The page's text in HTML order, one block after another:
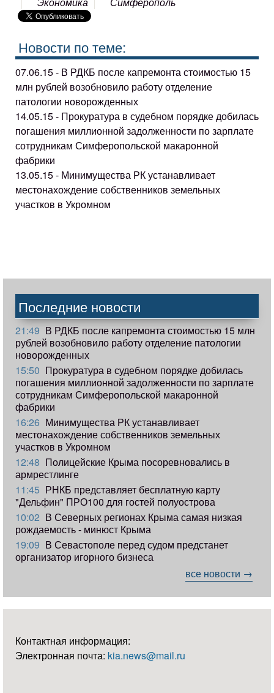
Новости по теме:
07.06.15 - В РДКБ после капремонта стоимостью 15
млн рублей возобновило работу отделение
патологии новорожденных
14.05.15 - Прокуратура в судебном порядке добилась
погашения миллионной задолженности по зарплате
сотрудникам Симферопольской макаронной
фабрики
13.05.15 - Минимущества РК устанавливает
местонахождение собственников земельных
участков в Укромном
Последние новости
21:49 В РДКБ после капремонта стоимостью 15 млн
рублей возобновило работу отделение патологии
новорожденных
15:50 Прокуратура в судебном порядке добилась
погашения миллионной задолженности по зарплате
сотрудникам Симферопольской макаронной
фабрики
16:26 Минимущества РК устанавливает
местонахождение собственников земельных
участков в Укромном
12:48 Полицейские Крыма посоревновались в
армрестлинге
11:45 РНКБ представляет бесплатную карту
"Дельфин" ПРО100 для гостей полуострова
10:02 В Северных регионах Крыма самая низкая
рождаемость - минюст Крыма
19:09 В Севастополе перед судом предстанет
организатор игорного бизнеса
все новости →
Контактная информация:
Электронная почта: kia.news@mail.ru